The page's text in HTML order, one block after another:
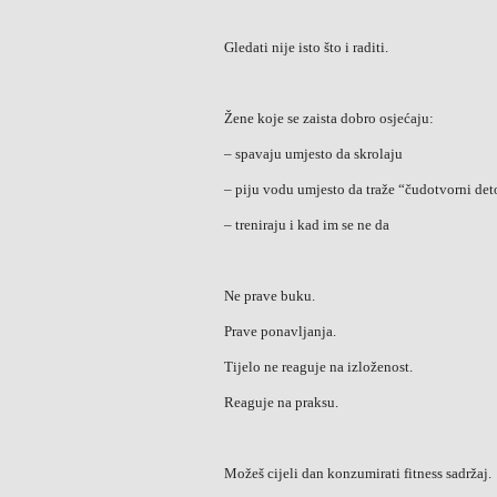
Gledati nije isto što i raditi.
Žene koje se zaista dobro osjećaju:
– spavaju umjesto da skrolaju
– piju vodu umjesto da traže “čudotvorni
– treniraju i kad im se ne da
Ne prave buku.
Prave ponavljanja.
Tijelo ne reaguje na izloženost.
Reaguje na praksu.
Možeš cijeli dan konzumirati fitness sadržaj.